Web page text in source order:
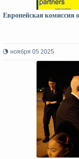
Европейская комиссия
ноября 05 2025